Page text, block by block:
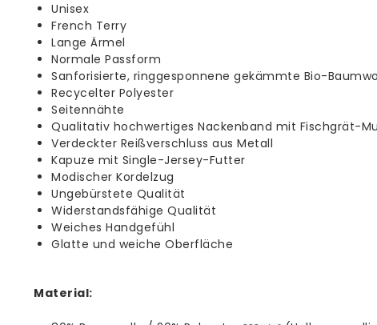
Unisex
French Terry
Lange Ärmel
Normale Passform
Sanforisierte, ringgesponnene gekämmte Bio-
Recycelter Polyester
Seitennähte
Qualitativ hochwertiges Nackenband mit Fischgrät-
Verdeckter Reißverschluss aus Metall
Kapuze mit Single-Jersey-Futter
Modischer Kordelzug
Ungebürstete Qualität
Widerstandsfähige Qualität
Weiches Handgefühl
Glatte und weiche Oberfläche
Material: